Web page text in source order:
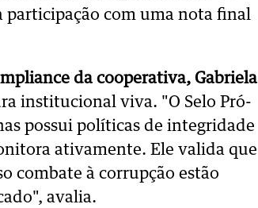
participação com uma nota final
da cooperativa, Gabriela
institucional viva. "O Selo Pró-
possui políticas de integridade
ativamente. Ele valida que
combate à corrupção estão
avalia.